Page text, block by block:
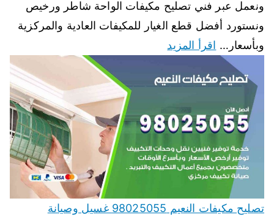
ونعمل عبر فني تصليح مكيفات الواحة شاطر ورخيص
ونستورد أفضل قطع الغيار للمكيفات العادية والمركزية
وبأسعار… اقرأ المزيد
تصليح مكيفات النعيم 98025055 غسيل وصيانة